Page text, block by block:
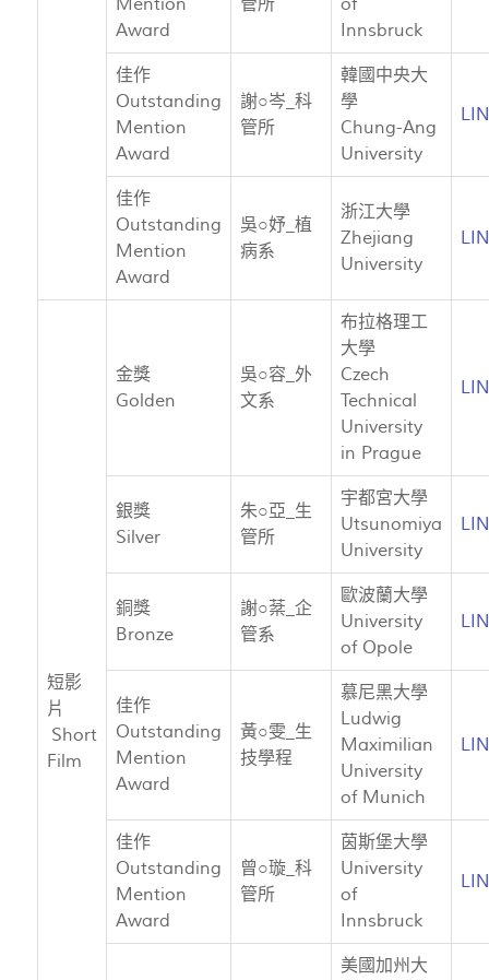
Mention
Award
管所
of
Innsbruck
佳作
Outstanding
Mention
Award
謝○岑_科
管所
韓國中央大
學
Chung-Ang
University
佳作
Outstanding
Mention
Award
吳○妤_植
病系
浙江大學
Zhejiang
University
短影
片
Short
Film
金獎
Golden
吳○容_外
文系
布拉格理工
大學
Czech
Technical
University
in Prague
銀獎
Silver
朱○亞_生
管所
宇都宮大學
Utsunomiya
University
銅獎
Bronze
謝○棻_企
管系
歐波蘭大學
University
of Opole
佳作
Outstanding
Mention
Award
黃○雯_生
技學程
慕尼黑大學
Ludwig
Maximilian
University
of Munich
佳作
Outstanding
Mention
Award
曾○璇_科
管所
茵斯堡大學
University
of
Innsbruck
美國加州大